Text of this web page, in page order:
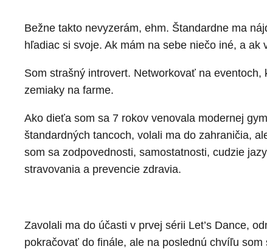
Bežne takto nevyzerám, ehm. Štandardne ma
hľadiac si svoje. Ak mám na sebe niečo iné, a
Som strašný introvert. Networkovať na
zemiaky na farme.
Ako dieťa som sa 7 rokov venovala modernej
štandardných tancoch, volali ma do zahraničia,
som sa zodpovednosti, samostatnosti, cudzie
stravovania a prevencie zdravia.
Zavolali ma do účasti v prvej sérii Let’s Dance,
pokračovať do finále, ale na poslednú chvíľu